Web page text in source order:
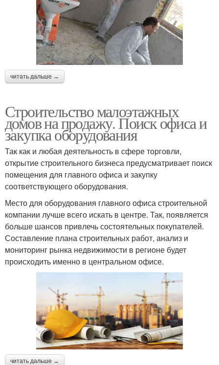
читать дальше →
Строительство малоэтажных
домов на продажу. Поиск офиса и
закупка оборудования
Так как и любая деятельность в сфере торговли,
открытие строительного бизнеса предусматривает поиск
помещения для главного офиса и закупку
соответствующего оборудования.
Место для оборудования главного офиса строительной
компании лучше всего искать в центре. Так, появляется
больше шансов привлечь состоятельных покупателей.
Составление плана строительных работ, анализ и
мониторинг рынка недвижимости в регионе будет
происходить именно в центральном офисе.
читать дальше →